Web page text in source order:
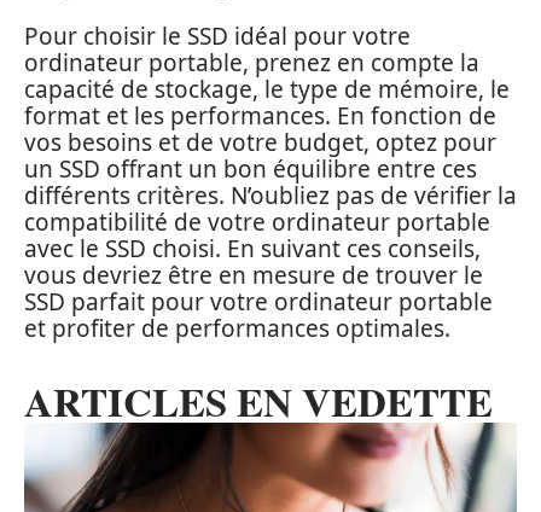
Pour choisir le SSD idéal pour votre
ordinateur portable, prenez en compte la
capacité de stockage, le type de mémoire, le
format et les performances. En fonction de
vos besoins et de votre budget, optez pour
un SSD offrant un bon équilibre entre ces
différents critères. N’oubliez pas de vérifier la
compatibilité de votre ordinateur portable
avec le SSD choisi. En suivant ces conseils,
vous devriez être en mesure de trouver le
SSD parfait pour votre ordinateur portable
et profiter de performances optimales.
ARTICLES EN VEDETTE